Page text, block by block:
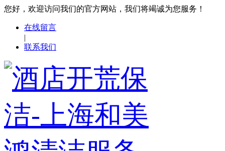
您好，欢迎访问我们的官方网站，我们将竭诚为您服务！
在线留言
|
联系我们